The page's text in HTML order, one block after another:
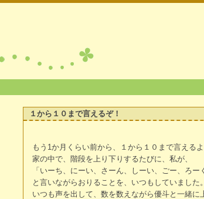
１から１０まで言えるぞ！
もう1か月くらい前から、１から１０まで言えるよ
家の中で、階段を上り下りするたびに、私が、
「いーち、にーい、さーん、しーい、ごー、ろ
と言いながらおりることを、いつもしていました。
いつも声を出して、数を数えながら優斗と一緒に